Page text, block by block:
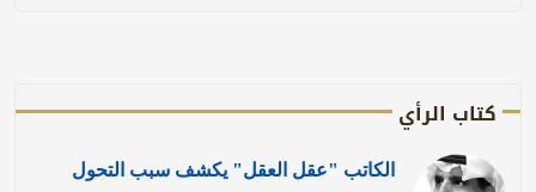
كتاب الرأي
الكاتب "عقل العقل" يكشف سبب التحول